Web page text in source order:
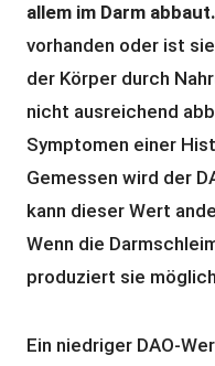
allem im Darm abbaut.
vorhanden oder ist
der Körper durch
nicht ausreichend
Symptomen einer
Gemessen wird der
kann dieser Wert
Wenn die
produziert sie
Ein niedriger DAO-